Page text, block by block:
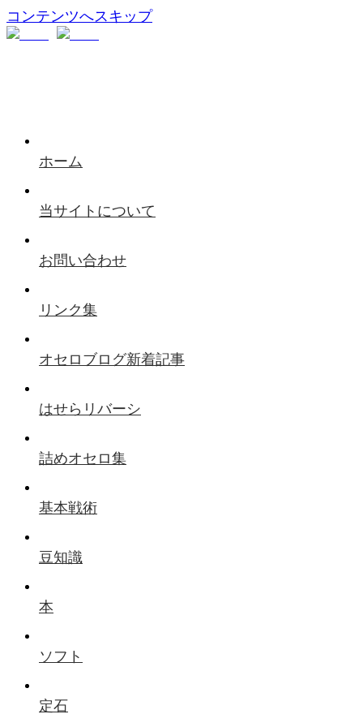
コンテンツへスキップ
ホーム
当サイトについて
お問い合わせ
リンク集
オセロブログ新着記事
はせらリバーシ
詰めオセロ集
基本戦術
豆知識
本
ソフト
定石